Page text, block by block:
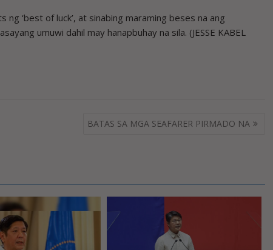
‘best of luck’, at sinabing maraming beses na ang
umuwi dahil may hanapbuhay na sila. (JESSE KABEL
BATAS SA MGA SEAFARER PIRMADO NA